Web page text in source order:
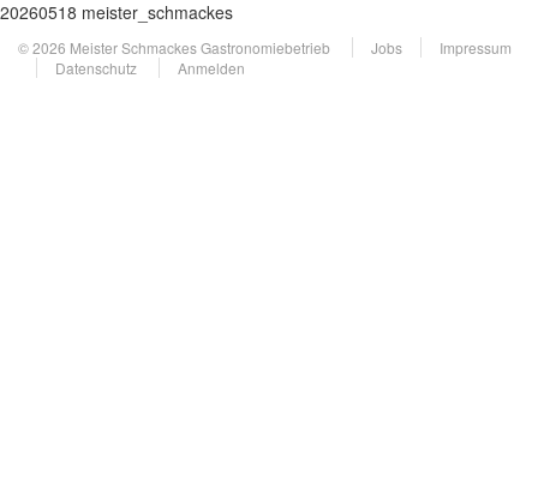
20260518 meister_schmackes
© 2026 Meister Schmackes Gastronomiebetrieb Jobs
Impressum
Datenschutz
Anmelden